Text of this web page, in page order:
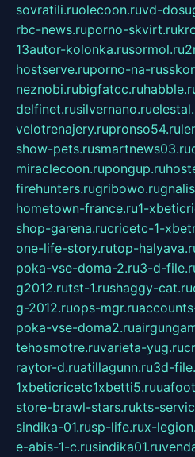
sovratili.ruolecoon.ruvd-
rbc-news.ruporno-skvirt.ru
13autor-kolonka.rusormol.ru
hostserve.ruporno-na-
neznobi.rubigfatcc.ru
delfinet.rusilvernano.ru
velotrenajery.rupronso54.ru
show-pets.rusmartnews03.ru
miraclecoon.rupongup.ru
firehunters.rugribowo.ru
hometown-france.ru1-
shop-garena.rucricetc-1-
one-life-story.rutop-
poka-vse-doma-2.ru3-d-
g2012.rutst-1.rushaggy-cat.ru
g-2012.ruops-mgr.ru
poka-vse-doma2.ru
tehosmotre.ruvarieta-yug.ru
raytor-d.ruatillagunn.ru3d-
1xbeticricetc1xbetti5.ru
store-brawl-stars.rukts-
sindika-01.rusp-life.rux-
e-abis-1-c.rusindika01.ru